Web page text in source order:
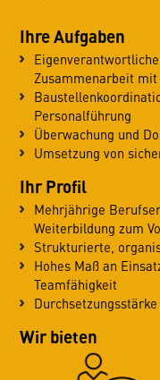
Ihre Aufgaben
Zusammenarbeit
Personalführung
Überwachung und
Umsetzung von
Ihr Profil
Mehrjährige
Weiterbildung zum
Strukturierte,
Hohes Maß an
Teamfähigkeit
Wir bieten